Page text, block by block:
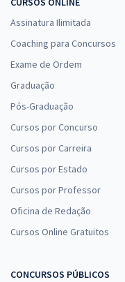
Assinatura Ilimitada
Coaching para Concursos
Exame de Ordem
Graduação
Pós-Graduação
Cursos por Concurso
Cursos por Carreira
Cursos por Estado
Cursos por Professor
Oficina de Redação
Cursos Online Gratuitos
CONCURSOS PÚBLICOS